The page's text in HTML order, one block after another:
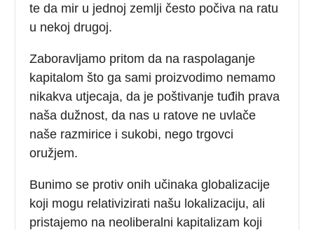
te da mir u jednoj zemlji često počiva na ratu
u nekoj drugoj.
Zaboravljamo pritom da na raspolaganje
kapitalom što ga sami proizvodimo nemamo
nikakva utjecaja, da je poštivanje tuđih prava
naša dužnost, da nas u ratove ne uvlače
naše razmirice i sukobi, nego trgovci
oružjem.
Bunimo se protiv onih učinaka globalizacije
koji mogu relativizirati našu lokalizaciju, ali
pristajemo na neoliberalni kapitalizam koji